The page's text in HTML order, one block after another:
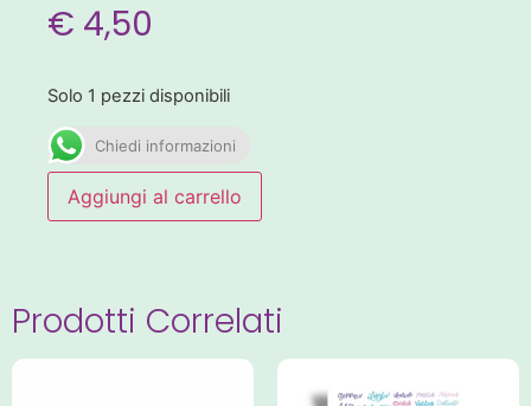
€ 4,50
Solo 1 pezzi disponibili
Chiedi informazioni
Aggiungi al carrello
Prodotti Correlati